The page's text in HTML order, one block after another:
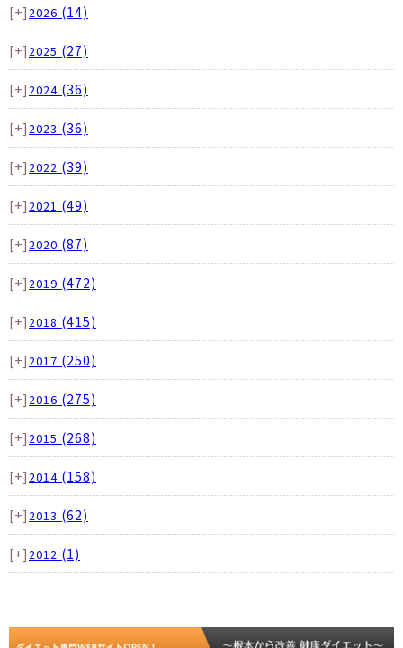
[+] 2026 (14)
[+] 2025 (27)
[+] 2024 (36)
[+] 2023 (36)
[+] 2022 (39)
[+] 2021 (49)
[+] 2020 (87)
[+] 2019 (472)
[+] 2018 (415)
[+] 2017 (250)
[+] 2016 (275)
[+] 2015 (268)
[+] 2014 (158)
[+] 2013 (62)
[+] 2012 (1)